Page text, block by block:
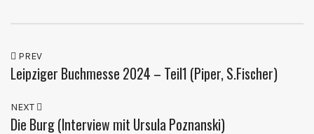
PREV
Leipziger Buchmesse 2024 – Teil1 (Piper, S.Fischer)
NEXT
Die Burg (Interview mit Ursula Poznanski)